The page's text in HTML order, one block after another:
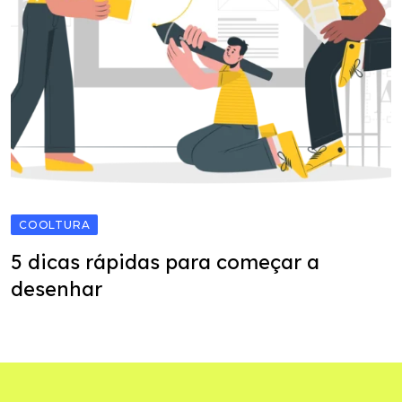
COOLTURA
5 dicas rápidas para começar a
desenhar